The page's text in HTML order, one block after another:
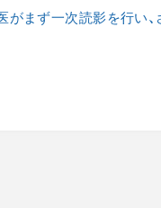
がまず一次読影を行い